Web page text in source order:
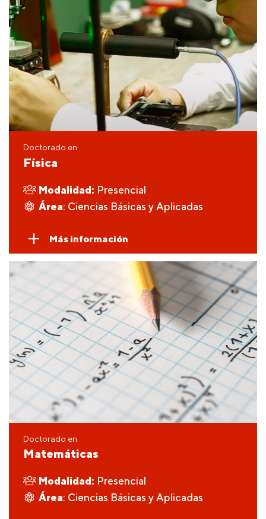
Doctorado en
Física
Modalidad: Presencial
Área: Ciencias Básicas y Aplicadas
Más información
Doctorado en
Matemáticas
Modalidad: Presencial
Área: Ciencias Básicas y Aplicadas